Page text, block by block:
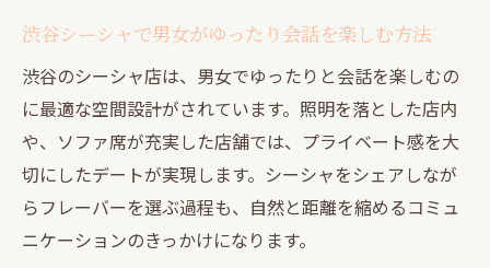
用法
落ち着いた空間で朝まで楽しめるシーシャ
店選び
カップルにおすすめの深夜シーシャデート
体験
個室やソファ席のあるシーシャ空間の魅力解説
個室シーシャで叶うプライベートな渋谷デ
渋谷シーシャで男女がゆったり会話を楽しむ方法
渋谷のシーシャ店は、男女でゆったりと会話を楽しむの
に最適な空間設計がされています。照明を落とした店内
や、ソファ席が充実した店舗では、プライベート感を大
切にしたデートが実現します。シーシャをシェアしなが
らフレーバーを選ぶ過程も、自然と距離を縮めるコミュ
ニケーションのきっかけになります。